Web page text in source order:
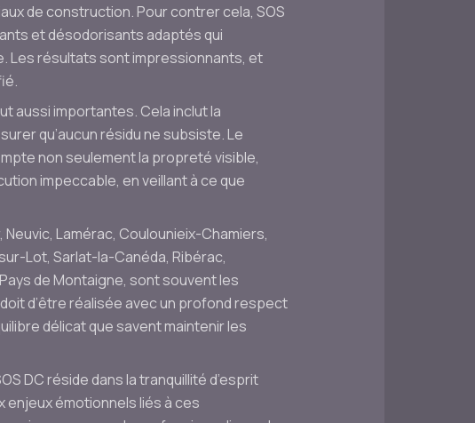
de construction. Pour contrer cela, SOS
et désodorisants adaptés qui
Les résultats sont impressionnants, et
aussi importantes. Cela inclut la
qu’aucun résidu ne subsiste. Le
non seulement la propreté visible,
impeccable, en veillant à ce que
Lamérac, Coulounieix-Chamiers,
Lot, Sarlat-la-Canéda, Ribérac,
de Montaigne, sont souvent les
d’être réalisée avec un profond respect
délicat que savent maintenir les
DC réside dans la tranquillité d’esprit
enjeux émotionnels liés à ces